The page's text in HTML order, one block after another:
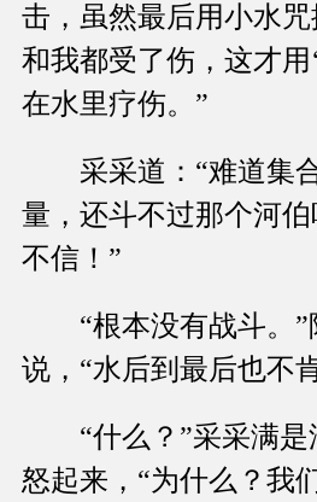
击，虽然最后用小水
和我都受了伤，这才用
在水里疗伤。”
采采道：“难道集合
量，还斗不过那个河
不信！”
“根本没有战斗。”
说，“水后到最后也不
“什么？”采采满是
怒起来，“为什么？我